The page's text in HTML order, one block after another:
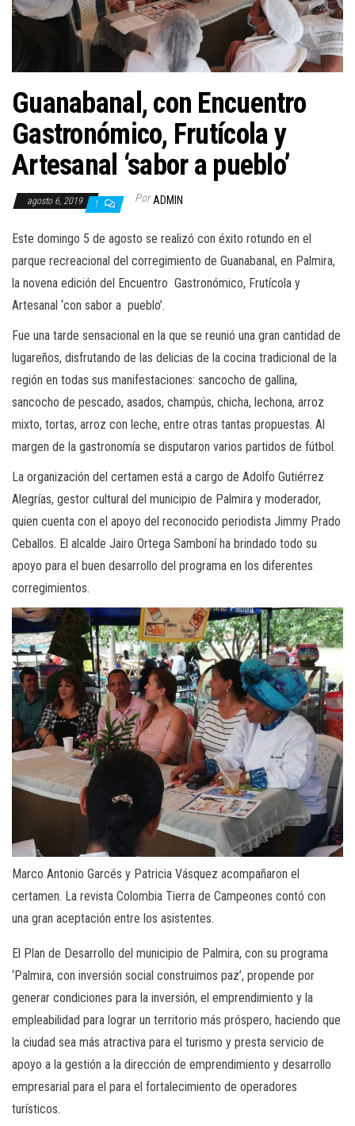
c
i
ó
Guanabanal, con Encuentro
Gastronómico, Frutícola y
Artesanal ‘sabor a pueblo’
agosto 6, 2019 1 Por ADMIN
Este domingo 5 de agosto se realizó con éxito rotundo en el
parque recreacional del corregimiento de Guanabanal, en Palmira,
la novena edición del Encuentro Gastronómico, Frutícola y
Artesanal ‘con sabor a pueblo’.
Fue una tarde sensacional en la que se reunió una gran cantidad de
lugareños, disfrutando de las delicias de la cocina tradicional de la
región en todas sus manifestaciones: sancocho de gallina,
sancocho de pescado, asados, champús, chicha, lechona, arroz
mixto, tortas, arroz con leche, entre otras tantas propuestas. Al
margen de la gastronomía se disputaron varios partidos de fútbol.
La organización del certamen está a cargo de Adolfo Gutiérrez
Alegrías, gestor cultural del municipio de Palmira y moderador,
quien cuenta con el apoyo del reconocido periodista Jimmy Prado
Ceballos. El alcalde Jairo Ortega Samboní ha brindado todo su
apoyo para el buen desarrollo del programa en los diferentes
corregimientos.
Marco Antonio Garcés y Patricia Vásquez acompañaron el
certamen. La revista Colombia Tierra de Campeones contó con
una gran aceptación entre los asistentes.
El Plan de Desarrollo del municipio de Palmira, con su programa
‘Palmira, con inversión social construimos paz’, propende por
generar condiciones para la inversión, el emprendimiento y la
empleabilidad para lograr un territorio más próspero, haciendo que
la ciudad sea más atractiva para el turismo y presta servicio de
apoyo a la gestión a la dirección de emprendimiento y desarrollo
empresarial para el para el fortalecimiento de operadores
turísticos.